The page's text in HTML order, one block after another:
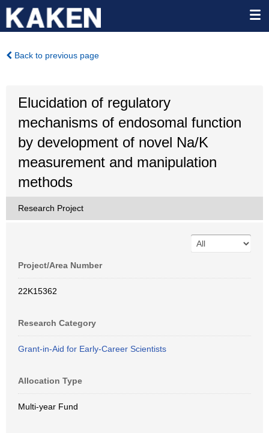
Back to previous page
Elucidation of regulatory
mechanisms of endosomal function
by development of novel Na/K
measurement and manipulation
methods
Research Project
Project/Area Number
22K15362
Research Category
Grant-in-Aid for Early-Career Scientists
Allocation Type
Multi-year Fund